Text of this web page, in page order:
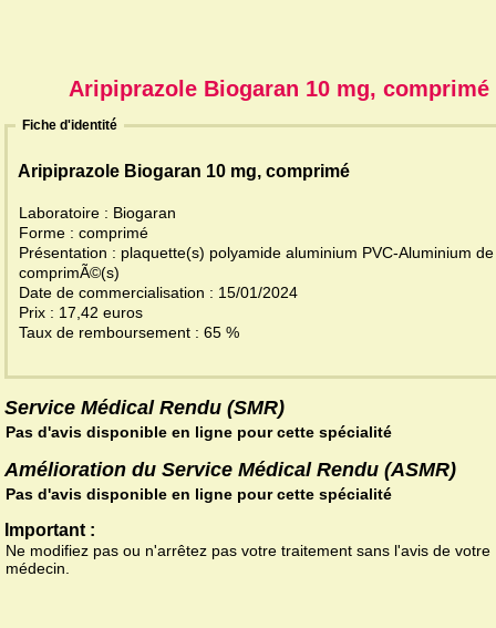
Aripiprazole Biogaran 10 mg, comprimé
Fiche d'identité
Aripiprazole Biogaran 10 mg, comprimé
Laboratoire : Biogaran
Forme : comprimé
Présentation : plaquette(s) polyamide aluminium PVC-Aluminium
comprimÃ©(s)
Date de commercialisation : 15/01/2024
Prix : 17,42 euros
Taux de remboursement : 65 %
Service Médical Rendu (SMR)
Pas d'avis disponible en ligne pour cette spécialité
Amélioration du Service Médical Rendu (ASMR)
Pas d'avis disponible en ligne pour cette spécialité
Important :
Ne modifiez pas ou n'arrêtez pas votre traitement sans l'avis de votre
médecin.